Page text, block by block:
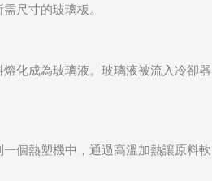
尺寸的玻璃板。
化成為玻璃液。玻璃液被流入冷卻器
個熱塑機中，通過高溫加熱讓原料軟